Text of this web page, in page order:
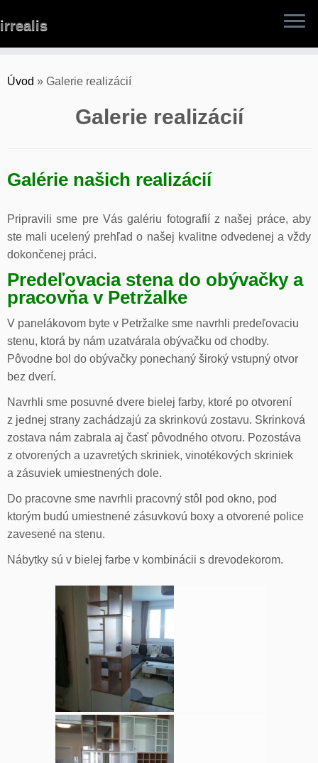
to
irrealis
Úvod » Galerie realizácií
Galerie realizácií
Galérie našich realizácií
Pripravili sme pre Vás galériu fotografií z našej práce, aby
ste mali ucelený prehľad o našej kvalitne odvedenej a vždy
dokončenej práci.
Predeľovacia stena do obývačky a
pracovňa v Petržalke
V panelákovom byte v Petržalke sme navrhli predeľovaciu
stenu, ktorá by nám uzatvárala obývačku od chodby.
Pôvodne bol do obývačky ponechaný široký vstupný otvor
bez dverí.
Navrhli sme posuvné dvere bielej farby, ktoré po otvorení
z jednej strany zachádzajú za skrinkovú zostavu. Skrinková
zostava nám zabrala aj časť pôvodného otvoru. Pozostáva
z otvorených a uzavretých skriniek, vinotékových skriniek
a zásuviek umiestnených dole.
Do pracovne sme navrhli pracovný stôl pod okno, pod
ktorým budú umiestnené zásuvkovú boxy a otvorené police
zavesené na stenu.
Nábytky sú v bielej farbe v kombinácii s drevodekorom.